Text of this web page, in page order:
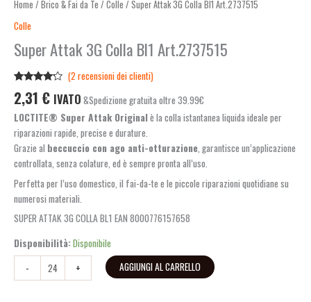
Home / Brico & Fai da Te / Colle / Super Attak 3G Colla Bl1 Art.2737515
Colle
Super Attak 3G Colla Bl1 Art.2737515
4.00su
5 su
base di
(2 recensioni dei clienti)
2,31 € IVATO &Spedizione gratuita oltre 39.99€
LOCTITE® Super Attak Originalè la colla istantanea liquida ideale per
riparazioni rapide, precise e durature.
Grazie al beccuccio con ago anti-otturazione , garantisce un’applicazione
controllata, senza colature, ed è sempre pronta all’uso.
Perfetta per l’uso domestico, il fai-da-te e le piccole riparazioni quotidiane su
numerosi materiali.
SUPER ATTAK 3G COLLA BL1 EAN 8000776157658
Disponibilità:Disponibile
-
+ AGGIUNGI AL CARRELLO